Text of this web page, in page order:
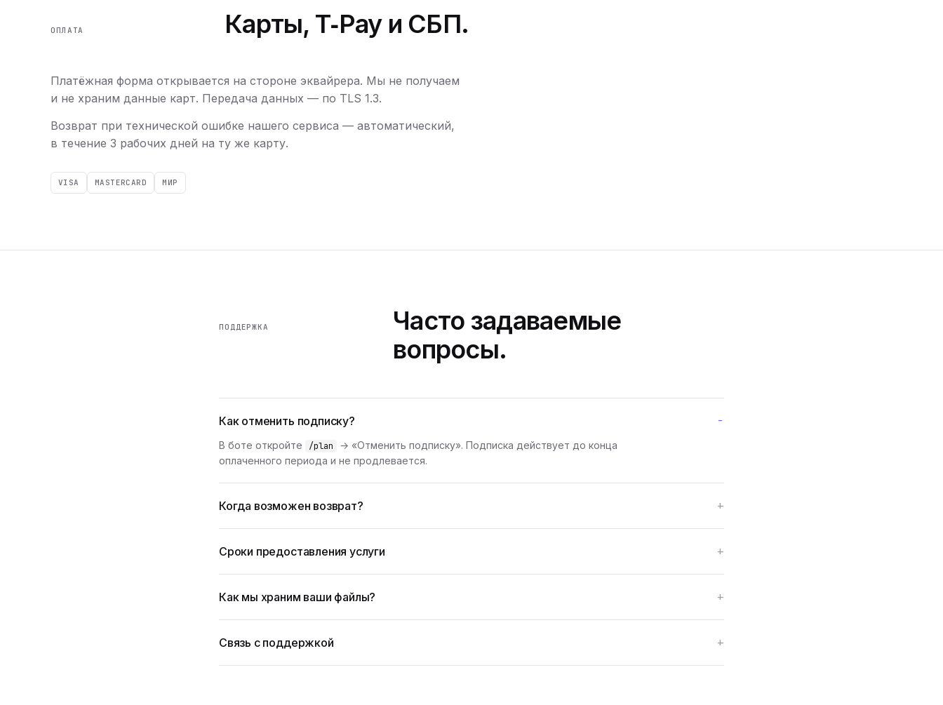
ОПЛАТА Карты, T‑Pay и СБП.
Платёжная форма открывается на стороне эквайрера. Мы не получаем
и не храним данные карт. Передача данных — по TLS 1.3.
Возврат при технической ошибке нашего сервиса — автоматический,
в течение 3 рабочих дней на ту же карту.
VISA MASTERCARD МИР
ПОДДЕРЖКА
Часто задаваемые
вопросы.
Как отменить подписку?
В боте откройте /plan
→ «Отменить подписку». Подписка действует до конца
оплаченного периода и не продлевается.
Когда возможен возврат?
Сроки предоставления услуги
Как мы храним ваши файлы?
Связь с поддержкой